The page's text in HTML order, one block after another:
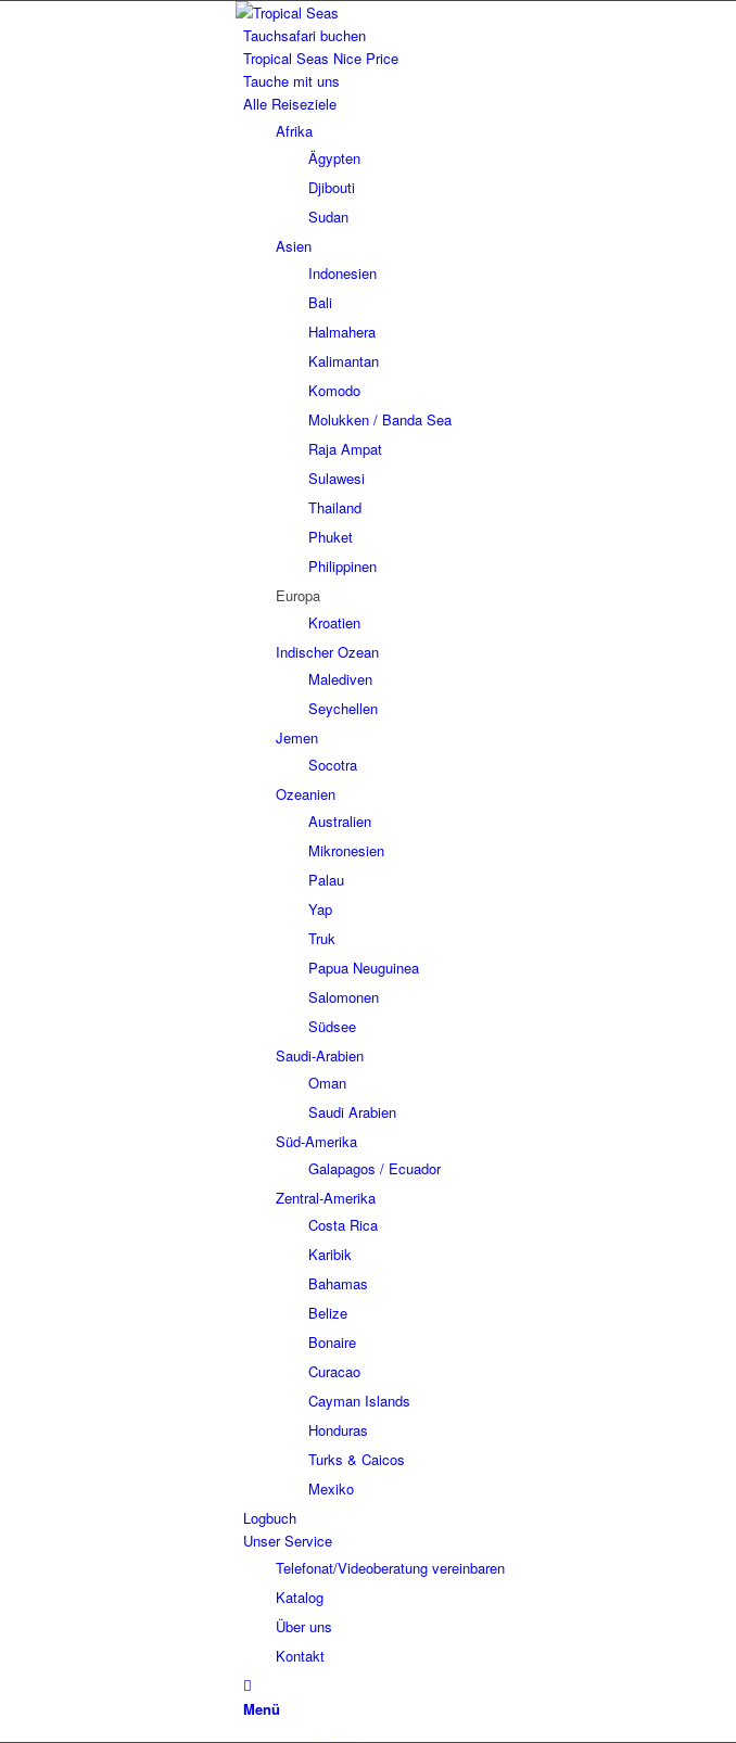
Tauchsafari buchen
Tropical Seas Nice Price
Tauche mit uns
Alle Reiseziele
Afrika
Ägypten
Djibouti
Sudan
Asien
Indonesien
Bali
Halmahera
Kalimantan
Komodo
Molukken / Banda Sea
Raja Ampat
Sulawesi
Thailand
Phuket
Philippinen
Europa
Kroatien
Indischer Ozean
Malediven
Seychellen
Jemen
Socotra
Ozeanien
Australien
Mikronesien
Palau
Yap
Truk
Papua Neuguinea
Salomonen
Südsee
Saudi-Arabien
Oman
Saudi Arabien
Süd-Amerika
Galapagos / Ecuador
Zentral-Amerika
Costa Rica
Karibik
Bahamas
Belize
Bonaire
Curacao
Cayman Islands
Honduras
Turks & Caicos
Mexiko
Logbuch
Unser Service
Telefonat/Videoberatung vereinbaren
Katalog
Über uns
Kontakt
Menü